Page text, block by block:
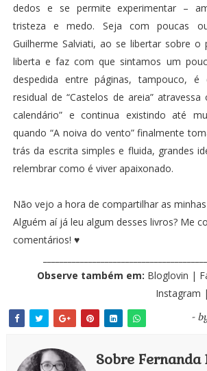
dedos e se permite experimentar –
tristeza e medo. Seja com poucas
Guilherme Salviati, ao se libertar sobre o
liberta e faz com que sintamos um
despedida entre páginas, tampouco, é
residual de “Castelos de areia”
calendário” e continua existindo até
quando “A noiva do vento” finalmente
trás da escrita simples e fluida, grandes
relembrar como é viver apaixonado.
Não vejo a hora de compartilhar as
Alguém aí já leu algum desses livros? Me
comentários! ♥
Observe também em: Bloglovin |
Instagram |
-
Sobre Fernanda